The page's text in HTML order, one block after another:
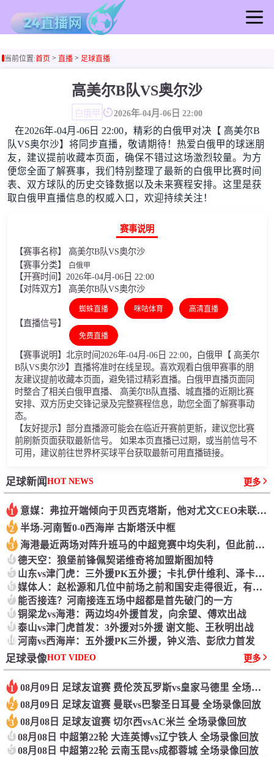
足球直播
足球集锦
篮球集锦
足球新闻
篮球新闻
当前位置:首页> 直播> 足球直播
高美尔B队VS奥尔沙
白俄甲 2026年-04月-06日 22:00
在2026年-04月-06日 22:00，精彩的白俄甲对决【 高美尔B
队VS奥尔沙】将同步直播，敬请期待！热爱白俄甲的球迷朋
友，建议提前收藏本页面，确保不错过这场激烈较量。为方
便您全面了解赛事，我们特别整理了最新的白俄甲比赛时间
表、双方球队的历史交锋数据以及未来赛程安排。这里是获
取白俄甲直播信息的权威入口，欢迎持续关注！
赛事说明
【赛事名称】 高美尔B队VS奥尔沙
【赛事分类】
白俄甲
【开赛时间】2026年-04月-06日 22:00
【对阵双方】 高美尔B队VS奥尔沙
【直播信号】
蜘蛛直播 咪咕体育 高清直播
免费直播
【赛事说明】北京时间2026年-04月-06日 22:00，白俄甲【 高美尔
B队VS奥尔沙】直播将准时在线呈现。喜欢观看白俄甲赛事的朋
友建议提前收藏本页面，避免错过精彩直播。白俄甲直播页面同
时整合了相关白俄甲直播、 高美尔B队直播、城直播的近期比赛
安排、双方历史交锋记录及完整赛程信息，助您全面了解赛事动
态。
【友好提示】部分直播源可能会在临近开赛前更新，建议您比赛
前刷新页面获取最新信号。 如果本页直播已过期，或当前信号不
可用，建议前往世界杯买球平台获取最新可用直播链接。
足球新闻HOT NEWS 更多
1 意媒：弗拉开端倾向于贝西克塔斯，他对尤文CEO未联络他感到绝望
2 半场-河南暂0-0西海岸 古斯塔沃中框
3 海港最近两场对阵升班马的中超竞赛中均失利，但此前曾取过13连胜
4 德天空：狼堡前锋佩契诺维奇将加盟斯图加特
5 山东vs津门虎：三外援PK五外援；卡扎伊什维利、泽卡候补
6 媒体人：赵松源和几位中前场之前和国安走得很近，有人想先上大学
7 能否接连？河南接连五场中超都是首先破门的一方
8 铜梁龙vs海港：两边均4外援首发，向余望、傅欢出战
9 泰山vs津门虎首发：3外援对5外援 谢文能、王秋明出战
10河南vs西海岸：五外援PK三外援，钟义浩、彭欣力首发
足球录像HOT VIDEO 更多
1 08月09日 足球友谊赛 费伦茨瓦罗斯vs皇家马德里 全场录像回放
2 08月09日 足球友谊赛 曼联vs巴黎圣日耳曼 全场录像回放
3 08月08日 足球友谊赛 切尔西vsAC米兰 全场录像回放
4 08月08日 中超第22轮 大连英博vs辽宁铁人 全场录像回放
5 08月08日 中超第22轮 云南玉昆vs成都蓉城 全场录像回放